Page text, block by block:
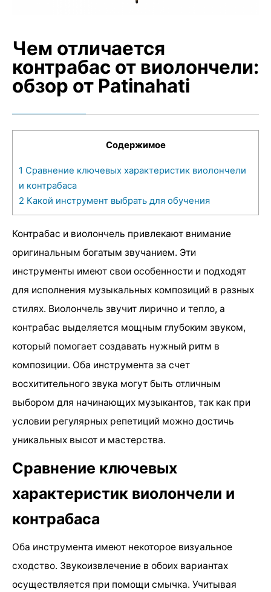
Чем отличается
контрабас от виолончели:
обзор от Patinahati
Содержимое
1 Сравнение ключевых характеристик виолончели
и контрабаса
2 Какой инструмент выбрать для обучения
Контрабас и виолончель привлекают внимание
оригинальным богатым звучанием. Эти
инструменты имеют свои особенности и подходят
для исполнения музыкальных композиций в разных
стилях. Виолончель звучит лирично и тепло, а
контрабас выделяется мощным глубоким звуком,
который помогает создавать нужный ритм в
композиции. Оба инструмента за счет
восхитительного звука могут быть отличным
выбором для начинающих музыкантов, так как при
условии регулярных репетиций можно достичь
уникальных высот и мастерства.
Сравнение ключевых
характеристик виолончели и
контрабаса
Оба инструмента имеют некоторое визуальное
сходство. Звукоизвлечение в обоих вариантах
осуществляется при помощи смычка. Учитывая